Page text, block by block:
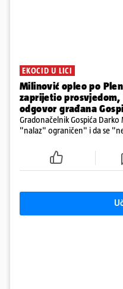
EKOCID U LICI
Milinović opleo po
zaprijetio prosvjedom,
odgovor građana
Gradonačelnik Gospića
"nalaz" ograničen" i da se
ga je naručio Uskok i da je dio